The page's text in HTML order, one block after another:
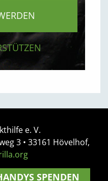
e. V.
3 • 33161 Hövelhof,
SPENDEN